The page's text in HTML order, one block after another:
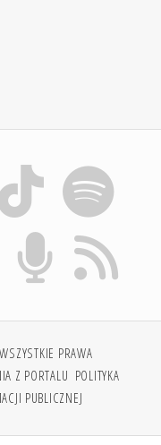
PRAWA
Z PORTALU POLITYKA
PUBLICZNEJ